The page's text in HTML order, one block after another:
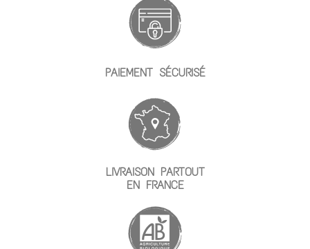
PAIEMENT SÉCURISÉ
LIVRAISON PARTOUT
EN FRANCE